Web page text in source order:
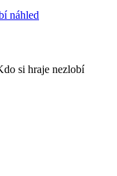
náhled
si hraje nezlobí